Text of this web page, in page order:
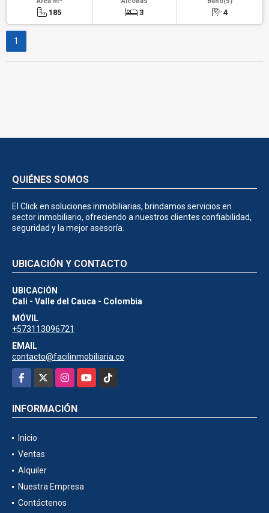
185 3 4
1
QUIÉNES SOMOS
El Click en soluciones inmobiliarias, brindamos servicios en
sector inmobiliario, ofreciendo a nuestros clientes confiabilidad,
seguridad y la mejor asesoría.
UBICACIÓN
Cali - Valle del Cauca - Colombia
MÓVIL
+573113096721
EMAIL
contacto@facilinmobiliaria.co
Facebook
X InstagramYouTube
TikTok
Inicio
Ventas
Alquiler
Nuestra Empresa